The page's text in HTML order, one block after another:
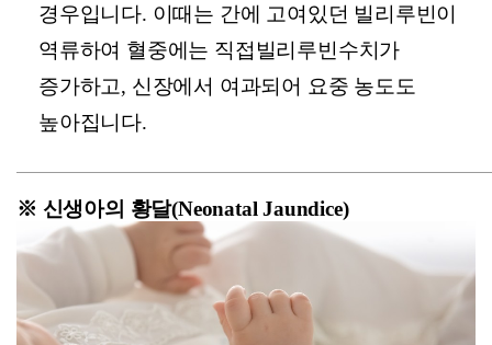
경우입니다. 이때는 간에 고여있던 빌리루빈이
역류하여 혈중에는 직접빌리루빈수치가
증가하고, 신장에서 여과되어 요중 농도도
높아집니다.
※ 신생아의 황달(Neonatal Jaundice)